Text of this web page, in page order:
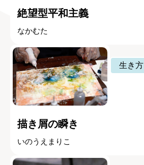
絶望型平和主義
なかむた
生き方
描き屑の瞬き
いのうえまりこ